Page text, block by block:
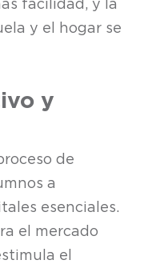
facilidad, y la
y el hogar se
y
de
a
esenciales.
el mercado
el